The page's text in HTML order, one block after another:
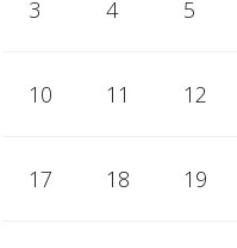
3 4 5
10 11 12
17 18 19